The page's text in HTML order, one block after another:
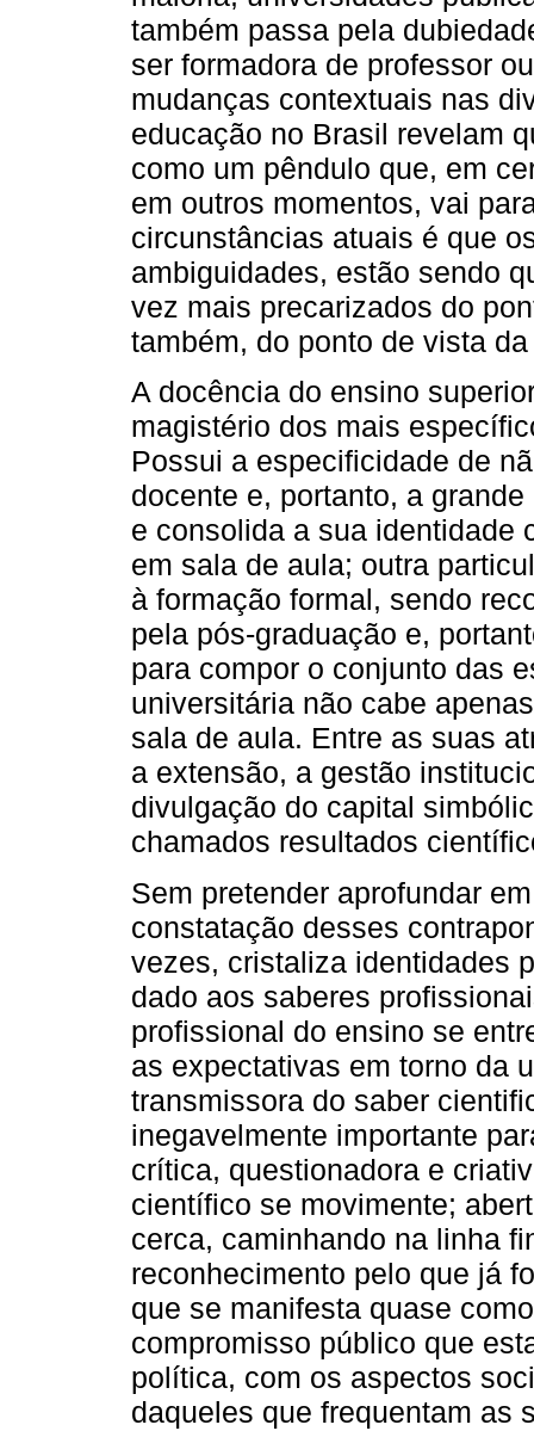
também passa pela
ser formadora de professor
mudanças contextuais nas
educação no Brasil revelam
como um pêndulo que, em
em outros momentos, vai
circunstâncias atuais é que
ambiguidades, estão sendo
vez mais precarizados do
também, do ponto de vista
A docência do ensino
magistério dos mais
Possui a especificidade de
docente e, portanto, a
e consolida a sua identidade
em sala de aula; outra
à formação formal, sendo
pela pós-graduação e,
para compor o conjunto das
universitária não cabe
sala de aula. Entre as suas
a extensão, a gestão
divulgação do capital
chamados resultados
Sem pretender aprofundar
constatação desses
vezes, cristaliza identidades
dado aos saberes
profissional do ensino se
as expectativas em torno da
transmissora do saber
inegavelmente importante
crítica, questionadora e
científico se movimente;
cerca, caminhando na linha
reconhecimento pelo que já
que se manifesta quase
compromisso público que
política, com os aspectos
daqueles que frequentam as